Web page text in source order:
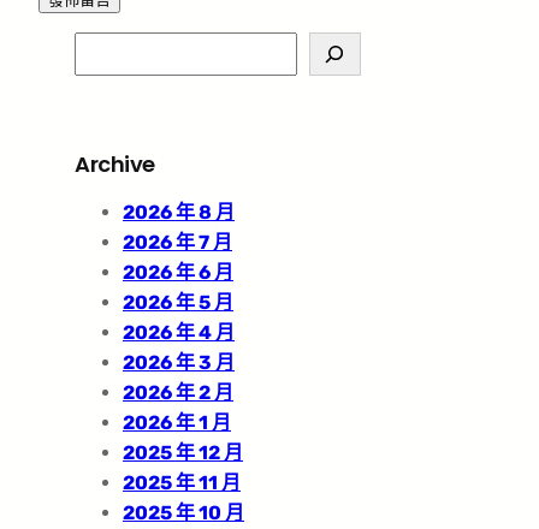
e
c
Archive
2026 年 8 月
2026 年 7 月
2026 年 6 月
2026 年 5 月
2026 年 4 月
2026 年 3 月
2026 年 2 月
2026 年 1 月
2025 年 12 月
2025 年 11 月
2025 年 10 月